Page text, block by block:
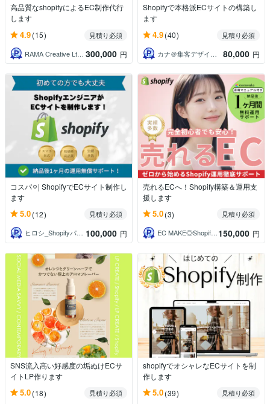
高品質なshopifyによるEC制作代行
します
4.9(15)
見積り必須
RAMA Creative Ltd． 300,000 円
Shopifyで本格派ECサイトの構築し
ます
4.9(40)
見積り必須
カナ＠集客デザイナー
80,000 円
コスパ⚪︎| ShopifyでECサイト制作し
ます
5.0(12)
見積り必須
ヒロシ_Shopifyパートナー
100,000 円
売れるECへ！Shopify構築＆運用支
援します
5.0(3)
見積り必須
EC MAKE◎Shopifyパートナー 150,000 円
SNS流入高い好感度の垢ぬけECサ
イトLP作ります
5.0(18) 見積り必須
shopifyでオシャレなECサイトを制
作します
5.0(39) 見積り必須